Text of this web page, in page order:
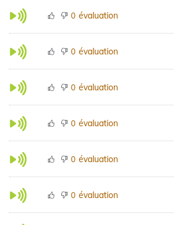
0 évaluation
0 évaluation
0 évaluation
0 évaluation
0 évaluation
0 évaluation